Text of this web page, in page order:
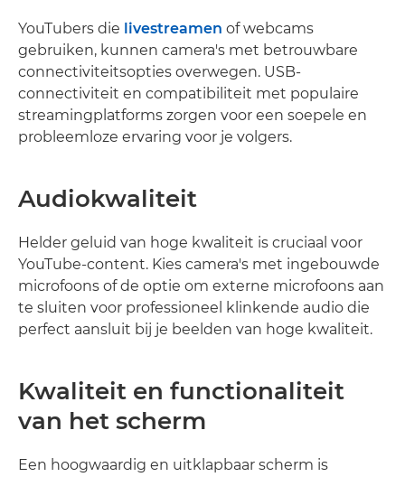
YouTubers die livestreamen of webcams
gebruiken, kunnen camera's met betrouwbare
connectiviteitsopties overwegen. USB-
connectiviteit en compatibiliteit met populaire
streamingplatforms zorgen voor een soepele en
probleemloze ervaring voor je volgers.
Audiokwaliteit
Helder geluid van hoge kwaliteit is cruciaal voor
YouTube-content. Kies camera's met ingebouwde
microfoons of de optie om externe microfoons aan
te sluiten voor professioneel klinkende audio die
perfect aansluit bij je beelden van hoge kwaliteit.
Kwaliteit en functionaliteit
van het scherm
Een hoogwaardig en uitklapbaar scherm is